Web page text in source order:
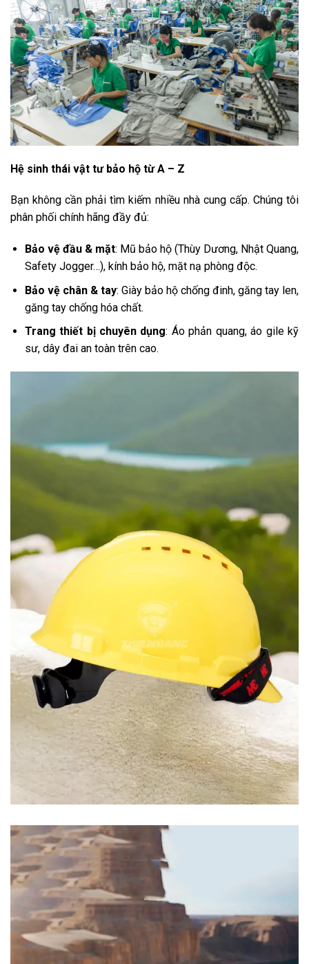
Hệ sinh thái vật tư bảo hộ từ A – Z
Bạn không cần phải tìm kiếm nhiều nhà cung cấp. Chúng tôi
phân phối chính hãng đầy đủ:
Bảo vệ đầu & mặt: Mũ bảo hộ (Thùy Dương, Nhật Quang,
Safety Jogger…), kính bảo hộ, mặt nạ phòng độc.
Bảo vệ chân & tay: Giày bảo hộ chống đinh, găng tay len,
găng tay chống hóa chất.
Trang thiết bị chuyên dụng: Áo phản quang, áo gile kỹ
sư, dây đai an toàn trên cao.